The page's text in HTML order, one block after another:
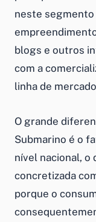
neste segmento
blogs e outros
com a
linha de
O grande
Submarino é o
nível nacional, o
concretizada
porque o